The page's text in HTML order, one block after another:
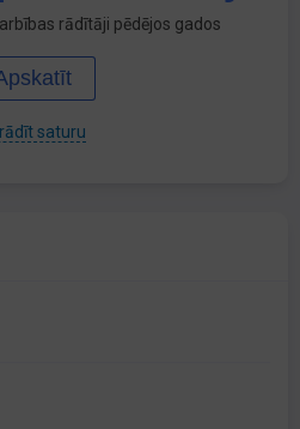
rādītāji pēdējos gados
saturu